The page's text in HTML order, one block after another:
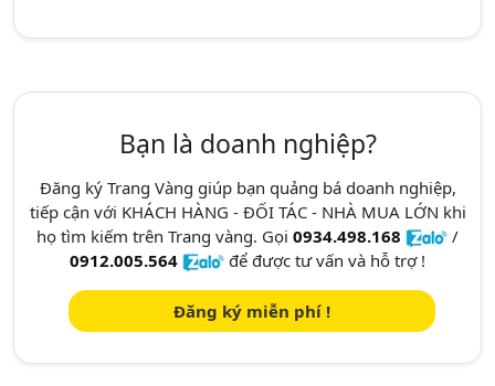
Bạn là doanh nghiệp?
Đăng ký Trang Vàng giúp bạn quảng bá doanh nghiệp,
tiếp cận với KHÁCH HÀNG - ĐỐI TÁC - NHÀ MUA LỚN khi
họ tìm kiếm trên Trang vàng. Gọi 0934.498.168
/
0912.005.564
để được tư vấn và hỗ trợ !
Đăng ký miễn phí !